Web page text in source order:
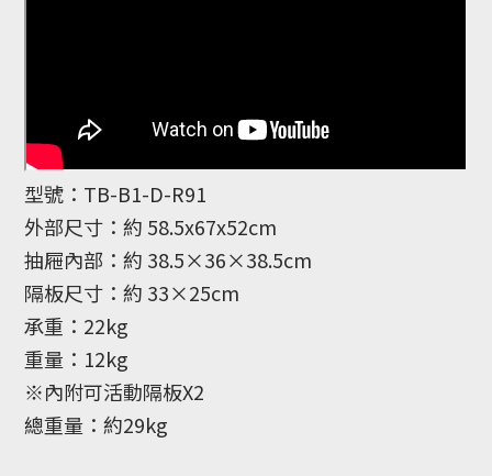
型號：TB-B1-D-R91
外部尺寸：約 58.5x67x52cm
抽屜內部：約 38.5×36×38.5cm
隔板尺寸：約 33×25cm
承重：22kg
重量：12kg
※內附可活動隔板X2
總重量：約29kg